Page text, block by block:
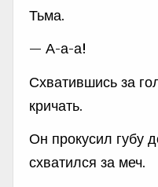
Тьма.
— А-а-а!
Схватившись за
кричать.
Он прокусил губу
схватился за меч.